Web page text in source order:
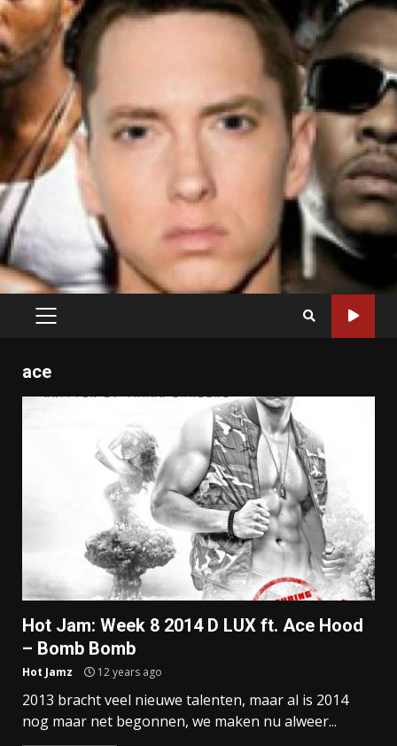
PRIMARY
ace
Hot Jam: Week 8 2014 D LUX ft. Ace Hood
– Bomb Bomb
Hot Jamz 12 years ago
2013 bracht veel nieuwe talenten, maar al is 2014
nog maar net begonnen, we maken nu alweer...